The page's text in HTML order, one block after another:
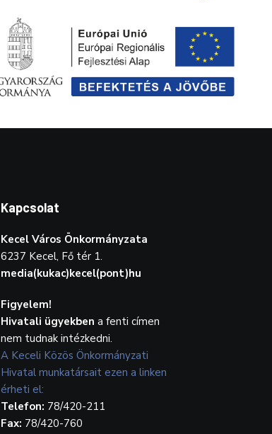
Kapcsolat
Kecel Város Önkormányzata
6237 Kecel, Fő tér 1.
media(kukac)kecel(pont)hu
Figyelem!
Hivatali ügyekben a fenti címen
nem tudnak intézkedni.
A Keceli Közös Önkormányzati
Hivatal munkatársait ezen a linken
érheti el:
Telefon: 78/420-211
Fax: 78/420-760